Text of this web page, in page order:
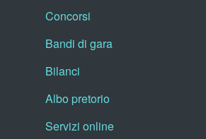
Concorsi
Bandi di gara
Bilanci
Albo pretorio
Servizi online